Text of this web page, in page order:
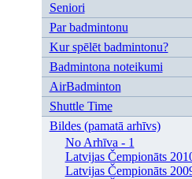
Seniori
Par badmintonu
Kur spēlēt badmintonu?
Badmintona noteikumi
AirBadminton
Shuttle Time
Bildes (pamatā arhīvs)
No Arhīva - 1
Latvijas Čempionāts
Latvijas Čempionāts